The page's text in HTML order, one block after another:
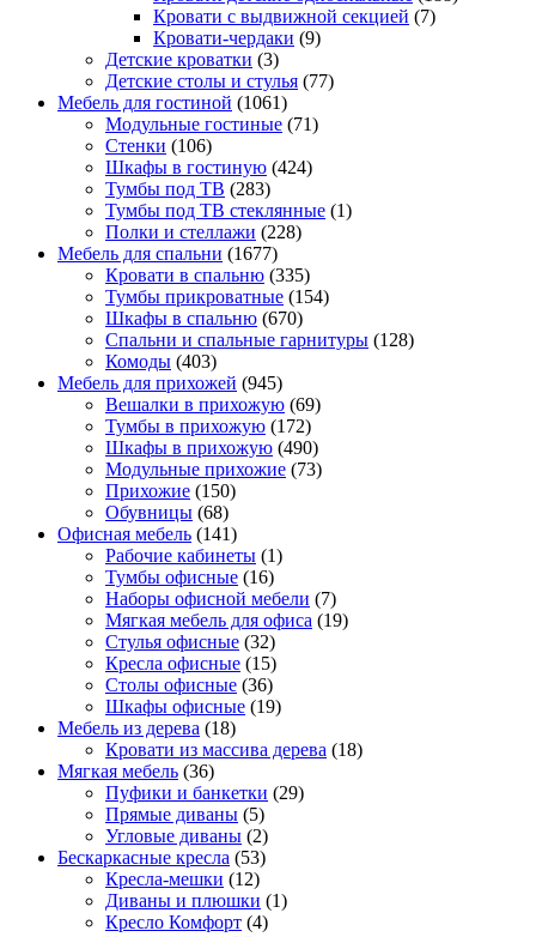
Кровати с выдвижной секцией (7)
Кровати-чердаки (9)
Детские кроватки (3)
Детские столы и стулья (77)
Мебель для гостиной (1061)
Модульные гостиные (71)
Стенки (106)
Шкафы в гостиную (424)
Тумбы под ТВ (283)
Тумбы под ТВ стеклянные (1)
Полки и стеллажи (228)
Мебель для спальни (1677)
Кровати в спальню (335)
Тумбы прикроватные (154)
Шкафы в спальню (670)
Спальни и спальные гарнитуры (128)
Комоды (403)
Мебель для прихожей (945)
Вешалки в прихожую (69)
Тумбы в прихожую (172)
Шкафы в прихожую (490)
Модульные прихожие (73)
Прихожие (150)
Обувницы (68)
Офисная мебель (141)
Рабочие кабинеты (1)
Тумбы офисные (16)
Наборы офисной мебели (7)
Мягкая мебель для офиса (19)
Стулья офисные (32)
Кресла офисные (15)
Столы офисные (36)
Шкафы офисные (19)
Мебель из дерева (18)
Кровати из массива дерева (18)
Мягкая мебель (36)
Пуфики и банкетки (29)
Прямые диваны (5)
Угловые диваны (2)
Бескаркасные кресла (53)
Кресла-мешки (12)
Диваны и плюшки (1)
Кресло Комфорт (4)